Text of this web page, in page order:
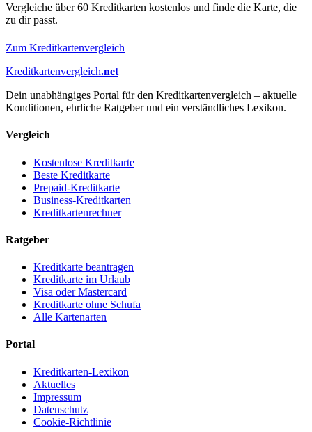
Vergleiche über 60 Kreditkarten kostenlos und finde die Karte, die
zu dir passt.
Zum Kreditkartenvergleich
Kreditkartenvergleich.net
Dein unabhängiges Portal für den Kreditkartenvergleich – aktuelle
Konditionen, ehrliche Ratgeber und ein verständliches Lexikon.
Vergleich
Kostenlose Kreditkarte
Beste Kreditkarte
Prepaid-Kreditkarte
Business-Kreditkarten
Kreditkartenrechner
Ratgeber
Kreditkarte beantragen
Kreditkarte im Urlaub
Visa oder Mastercard
Kreditkarte ohne Schufa
Alle Kartenarten
Portal
Kreditkarten-Lexikon
Aktuelles
Impressum
Datenschutz
Cookie-Richtlinie